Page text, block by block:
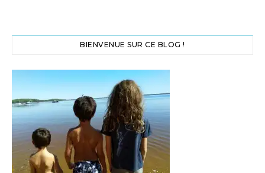
BIENVENUE SUR CE BLOG !